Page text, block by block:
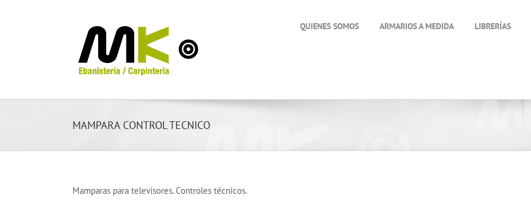
QUIENES SOMOS ARMARIOS A MEDIDA LIBRERÍAS
MAMPARA CONTROL TECNICO
Mamparas para televisores. Controles técnicos.